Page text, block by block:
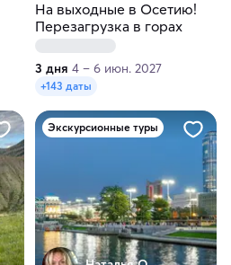
На выходные в Осетию!
Перезагрузка в горах
3 дня 4 – 6 июн. 2027
+143 даты
Экскурсионные туры